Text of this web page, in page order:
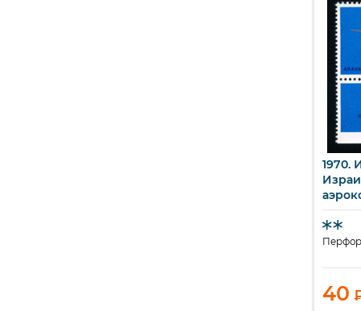
1970.
40